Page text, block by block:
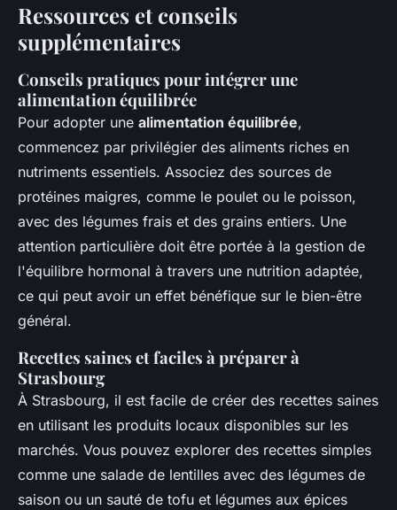
Ressources et conseils
supplémentaires
Conseils pratiques pour intégrer une
alimentation équilibrée
Pour adopter une alimentation équilibrée,
commencez par privilégier des aliments riches en
nutriments essentiels. Associez des sources de
protéines maigres, comme le poulet ou le poisson,
avec des légumes frais et des grains entiers. Une
attention particulière doit être portée à la gestion de
l'équilibre hormonal à travers une nutrition adaptée,
ce qui peut avoir un effet bénéfique sur le bien-être
général.
Recettes saines et faciles à préparer à
Strasbourg
À Strasbourg, il est facile de créer des recettes saines
en utilisant les produits locaux disponibles sur les
marchés. Vous pouvez explorer des recettes simples
comme une salade de lentilles avec des légumes de
saison ou un sauté de tofu et légumes aux épices